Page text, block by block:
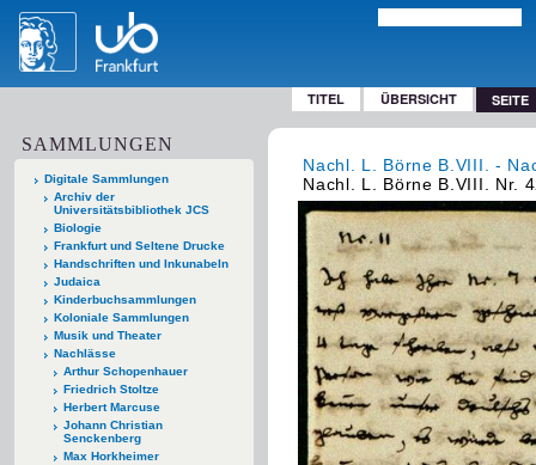
TITEL ÜBERSICHT SEITE
SAMMLUNGEN
Digitale Sammlungen
Archiv der
Universitätsbibliothek JCS
Biologie
Frankfurt und Seltene Drucke
Handschriften und Inkunabeln
Judaica
Kinderbuchsammlungen
Koloniale Sammlungen
Musik und Theater
Nachlässe
Arthur Schopenhauer
Friedrich Stoltze
Herbert Marcuse
Johann Christian
Senckenberg
Max Horkheimer
Nachl. L. Börne B.VIII. -
Nachl. L. Börne B.VIII. Nr.